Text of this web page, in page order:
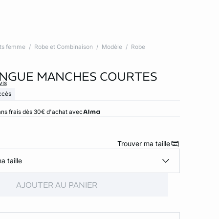
femme Robe et Combinaison Modèle Robe
MANCHES COURTES
frais dès 30€ d'achat avec
Trouver ma taille
taille
AJOUTER AU PANIER